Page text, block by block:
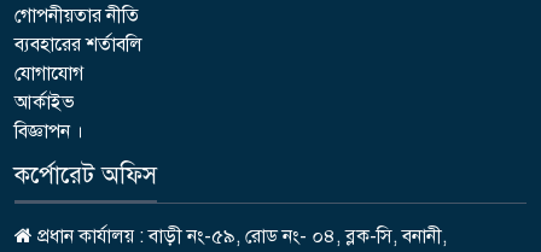
গোপনীয়তার নীতি
ব্যবহারের শর্তাবলি
যোগাযোগ
আর্কাইভ
বিজ্ঞাপন ।
কর্পোরেট অফিস
প্রধান কার্যালয় : বাড়ী নং-৫৯, রোড নং- ০৪, ব্লক-সি, বনানী,